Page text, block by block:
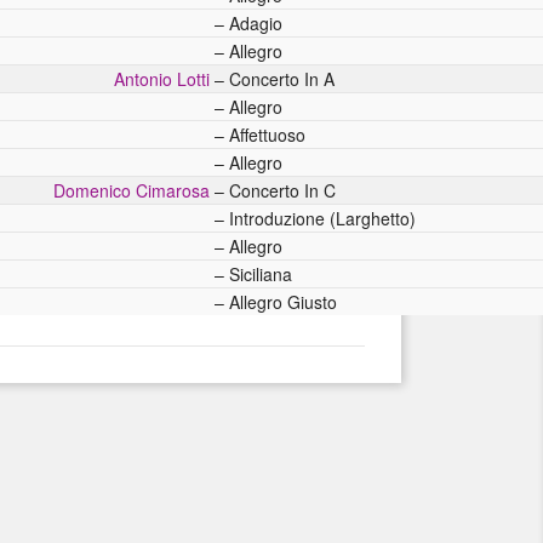
– Adagio
– Allegro
–
Antonio Lotti
Concerto In A
– Allegro
– Affettuoso
– Allegro
–
Domenico Cimarosa
Concerto In C
– Introduzione (Larghetto)
– Allegro
– Siciliana
– Allegro Giusto